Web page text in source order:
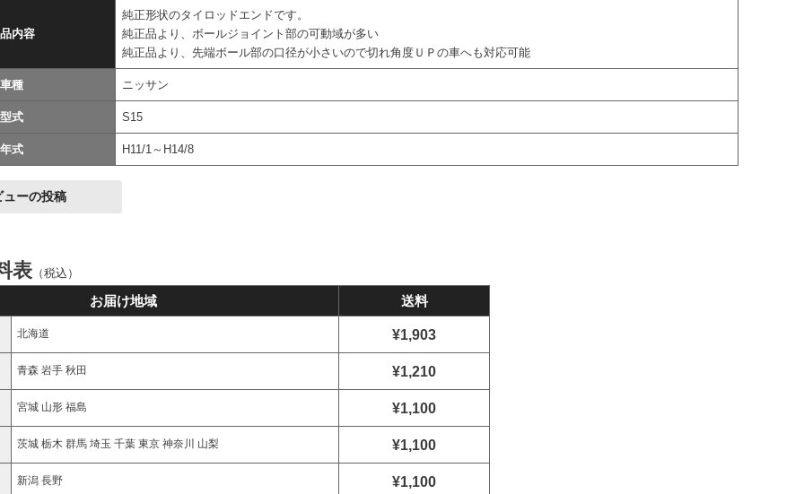
内容
純正形状のタイロッドエンドです。
純正品より、ボールジョイント部の可動域が多い
純正品より、先端ボール部の口径が小さいので切れ角度ＵＰの車へも対応可能
車種 ニッサン
型式 S15
年式 H11/1～H14/8
ューの投稿
表 （税込）
お届け地域 送料
北海道 ¥1,903
青森 岩手 秋田 ¥1,210
宮城 山形 福島 ¥1,100
茨城 栃木 群馬 埼玉 千葉 東京 神奈川 山梨 ¥1,100
新潟 長野 ¥1,100